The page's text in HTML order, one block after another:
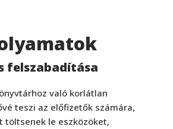
felszabadítása
való korlátlan
teszi az előfizetők számára,
töltsenek le eszközöket,